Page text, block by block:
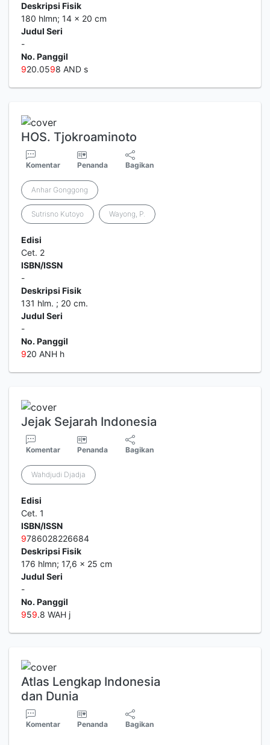
Deskripsi Fisik
180 hlmn; 14 x 20 cm
Judul Seri
-
No. Panggil
920.0598 AND s
HOS. Tjokroaminoto
Komentar Penanda Bagikan
Anhar Gonggong
Sutrisno Kutoyo Wayong, P.
Edisi
Cet. 2
ISBN/ISSN
-
Deskripsi Fisik
131 hlm. ; 20 cm.
Judul Seri
-
No. Panggil
920 ANH h
Jejak Sejarah Indonesia
Komentar Penanda Bagikan
Wahdjudi Djadja
Edisi
Cet. 1
ISBN/ISSN
9786028226684
Deskripsi Fisik
176 hlmn; 17,6 x 25 cm
Judul Seri
-
No. Panggil
959.8 WAH j
Atlas Lengkap Indonesia
dan Dunia
Komentar Penanda Bagikan